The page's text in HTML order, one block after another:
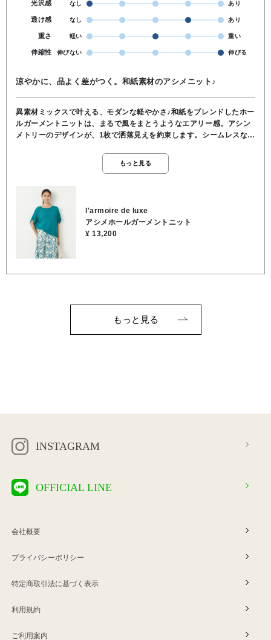
光沢感 なし あり
透け感 なし あり
重さ 軽い 重い
伸縮性 伸びない 伸びる
涼やかに、品よく差がつく。和紙素材のアシメニット♪
異素材ミックスで叶える、モダンな軽やかさ♪和紙をブレンドしたホー
ルガーメントニットは、まるで風をまとうようなエアリー感。アシン
メトリーのデザインが、1枚で洒落見えを約束します。シームレスなホ
優れた和紙混素材は、汗ばむ季節にもさらりと心地よく、涼やかでナ
チュラルな印象になります♪パンツにもスカートにも馴染む万能シルエ
エステル54％,分類外繊維(美濃和紙)46％
もっと見る
l'armoire de luxe
アシメホールガーメントニット
¥ 13,200
もっと見る
INSTAGRAM
OFFICIAL LINE
会社概要
プライバシーポリシー
特定商取引法に基づく表示
利用規約
ご利用案内